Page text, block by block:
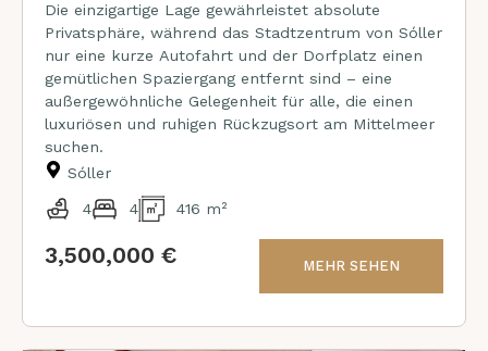
Die einzigartige Lage gewährleistet absolute
Privatsphäre, während das Stadtzentrum von Sóller
nur eine kurze Autofahrt und der Dorfplatz einen
gemütlichen Spaziergang entfernt sind – eine
außergewöhnliche Gelegenheit für alle, die einen
luxuriösen und ruhigen Rückzugsort am Mittelmeer
suchen.
Sóller
4 4 416 m²
3,500,000 € MEHR SEHEN